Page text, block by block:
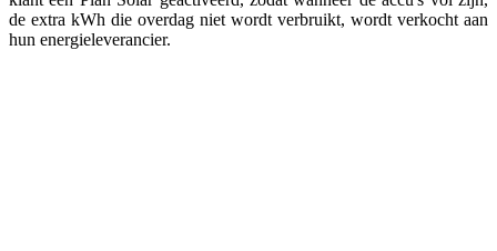
de extra kWh die overdag niet wordt verbruikt, wordt verkocht aan
hun energieleverancier.